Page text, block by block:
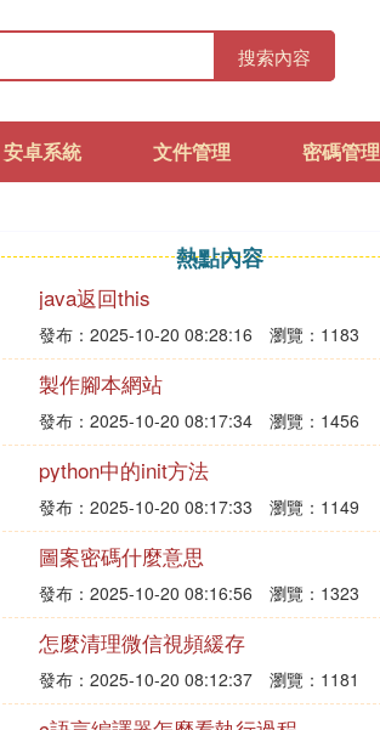
搜索內容
安卓系統 文件管理 密碼管理
熱點內容
java返回this
發布：2025-10-20 08:28:16 瀏覽：1183
製作腳本網站
發布：2025-10-20 08:17:34 瀏覽：1456
python中的init方法
發布：2025-10-20 08:17:33 瀏覽：1149
圖案密碼什麼意思
發布：2025-10-20 08:16:56 瀏覽：1323
怎麼清理微信視頻緩存
發布：2025-10-20 08:12:37 瀏覽：1181